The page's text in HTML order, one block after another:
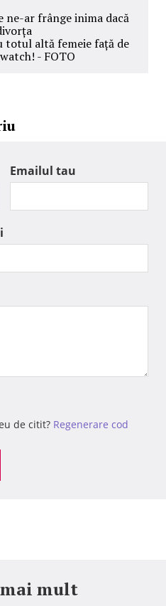
ne-ar frânge inima dacă
totul altă femeie față de
- FOTO
Emailul tau
de citit? Regenerare cod
mult